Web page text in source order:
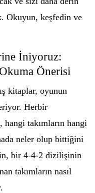
Okuyun, keşfedin ve
İniyoruz:
Önerisi
kitaplar, oyunun
Herbir
hangi takımların hangi
neler olup bittiğini
bir 4-4-2 dizilişinin
takımların nasıl